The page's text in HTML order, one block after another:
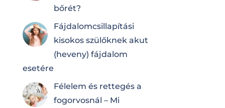
bőrét?
Fájdalomcsilla­pí­tá­si
kisokos szülőknek akut
(heveny) fájdalom
esetére
Félelem és rettegés a
fogorvosnál – Mi